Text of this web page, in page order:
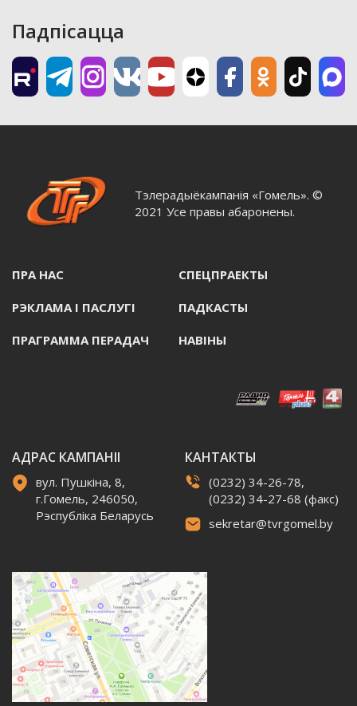
Падпісацца
Тэлерадыёкампанія «Гомель». ©
2021 Усе правы абаронены.
ПРА НАС СПЕЦПРАЕКТЫ
РЭКЛАМА I ПАСЛУГI ПАДКАСТЫ
ПРАГРАММА ПЕРАДАЧ НАВIНЫ
АДРАС КАМПАНІІ
вул. Пушкіна, 8,
г.Гомель, 246050,
Рэспубліка Беларусь
КАНТАКТЫ
(0232) 34-26-78,
(0232) 34-27-68 (факс)
sekretar@tvrgomel.by